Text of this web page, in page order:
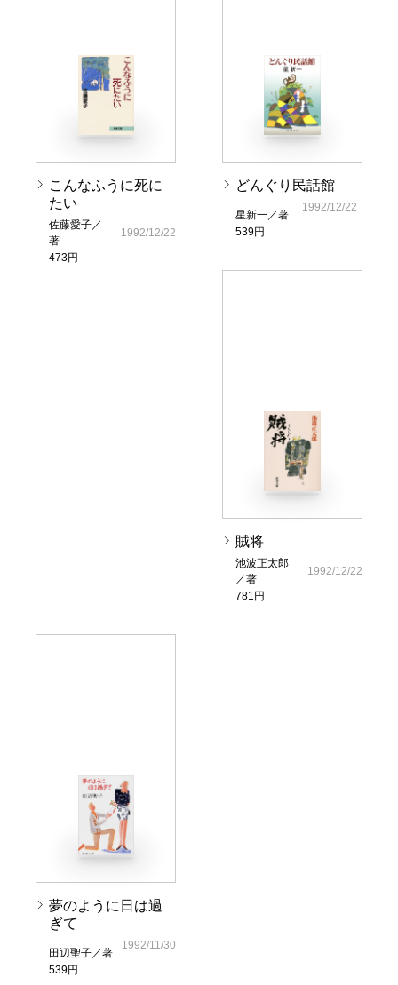
こんなふうに死に
たい
佐藤愛子／
著
473円
1992/12/22
どんぐり民話館
星新一／著
539円
1992/12/22
賊将
池波正太郎
／著
781円
1992/12/22
夢のように日は過
ぎて
田辺聖子／著
539円
1992/11/30